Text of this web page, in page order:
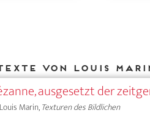
von Louis Marin
ausgesetzt der
Marin,Texturen des Bildlichen